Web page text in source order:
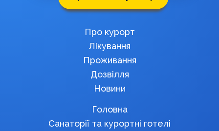
Про курорт
Лікування
Проживання
Дозвілля
Новини
Головна
Санаторії та курортні готелі